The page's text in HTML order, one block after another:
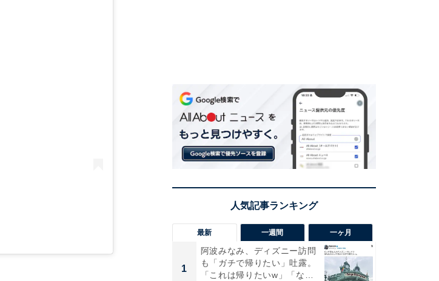
最新 一週間 一ヶ月
1
阿波みなみ、ディズニー訪問
も「ガチで帰りたい」吐露。
「これは帰りたいw」「なん